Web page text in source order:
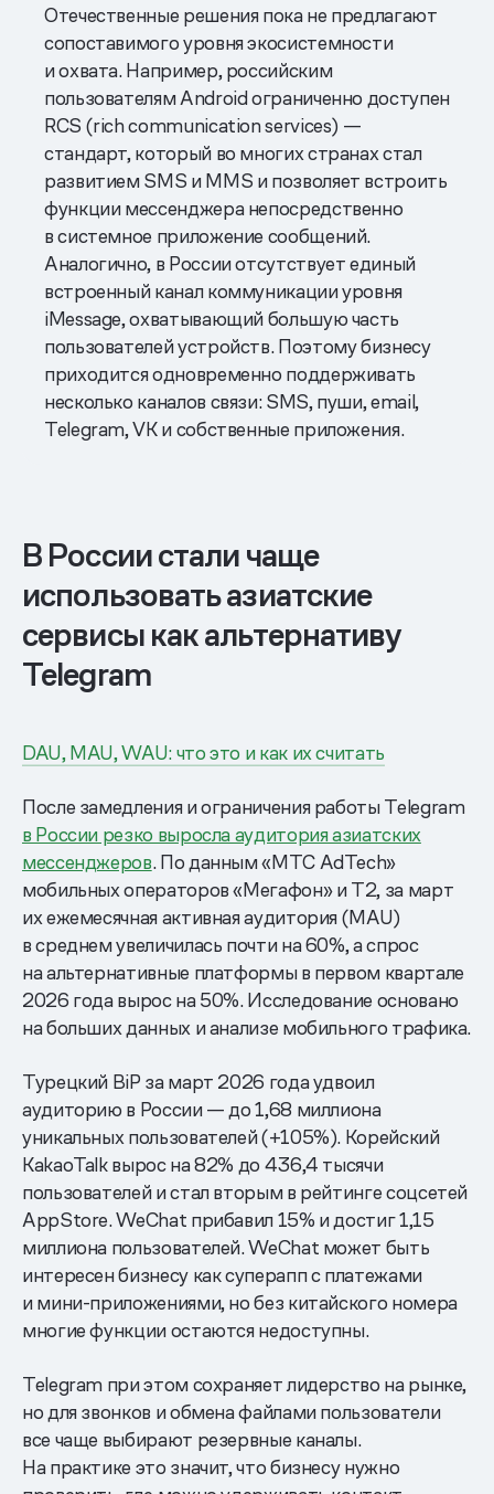
Отечественные решения пока не предлагают
сопоставимого уровня экосистемности
и охвата. Например, российским
пользователям Android ограниченно доступен
RCS (rich communication services) —
стандарт, который во многих странах стал
развитием SMS и MMS и позволяет встроить
функции мессенджера непосредственно
в системное приложение сообщений.
Аналогично, в России отсутствует единый
встроенный канал коммуникации уровня
iMessage, охватывающий большую часть
пользователей устройств. Поэтому бизнесу
приходится одновременно поддерживать
несколько каналов связи: SMS, пуши, email,
Telegram, VK и собственные приложения.
В России стали чаще
использовать азиатские
сервисы как альтернативу
Telegram
DAU, MAU, WAU: что это и как их считать
После замедления и ограничения работы Telegram
в России резко выросла аудитория азиатских
мессенджеров. По данным «МТС AdTech»
мобильных операторов «Мегафон» и Т2, за март
их ежемесячная активная аудитория (MAU)
в среднем увеличилась почти на 60%, а спрос
на альтернативные платформы в первом квартале
2026 года вырос на 50%. Исследование основано
на больших данных и анализе мобильного трафика.
Турецкий BiP за март 2026 года удвоил
аудиторию в России — до 1,68 миллиона
уникальных пользователей (+105%). Корейский
KakaoTalk вырос на 82% до 436,4 тысячи
пользователей и стал вторым в рейтинге соцсетей
AppStore. WeChat прибавил 15% и достиг 1,15
миллиона пользователей. WeChat может быть
интересен бизнесу как суперапп с платежами
и мини-приложениями, но без китайского номера
многие функции остаются недоступны.
Telegram при этом сохраняет лидерство на рынке,
но для звонков и обмена файлами пользователи
все чаще выбирают резервные каналы.
На практике это значит, что бизнесу нужно